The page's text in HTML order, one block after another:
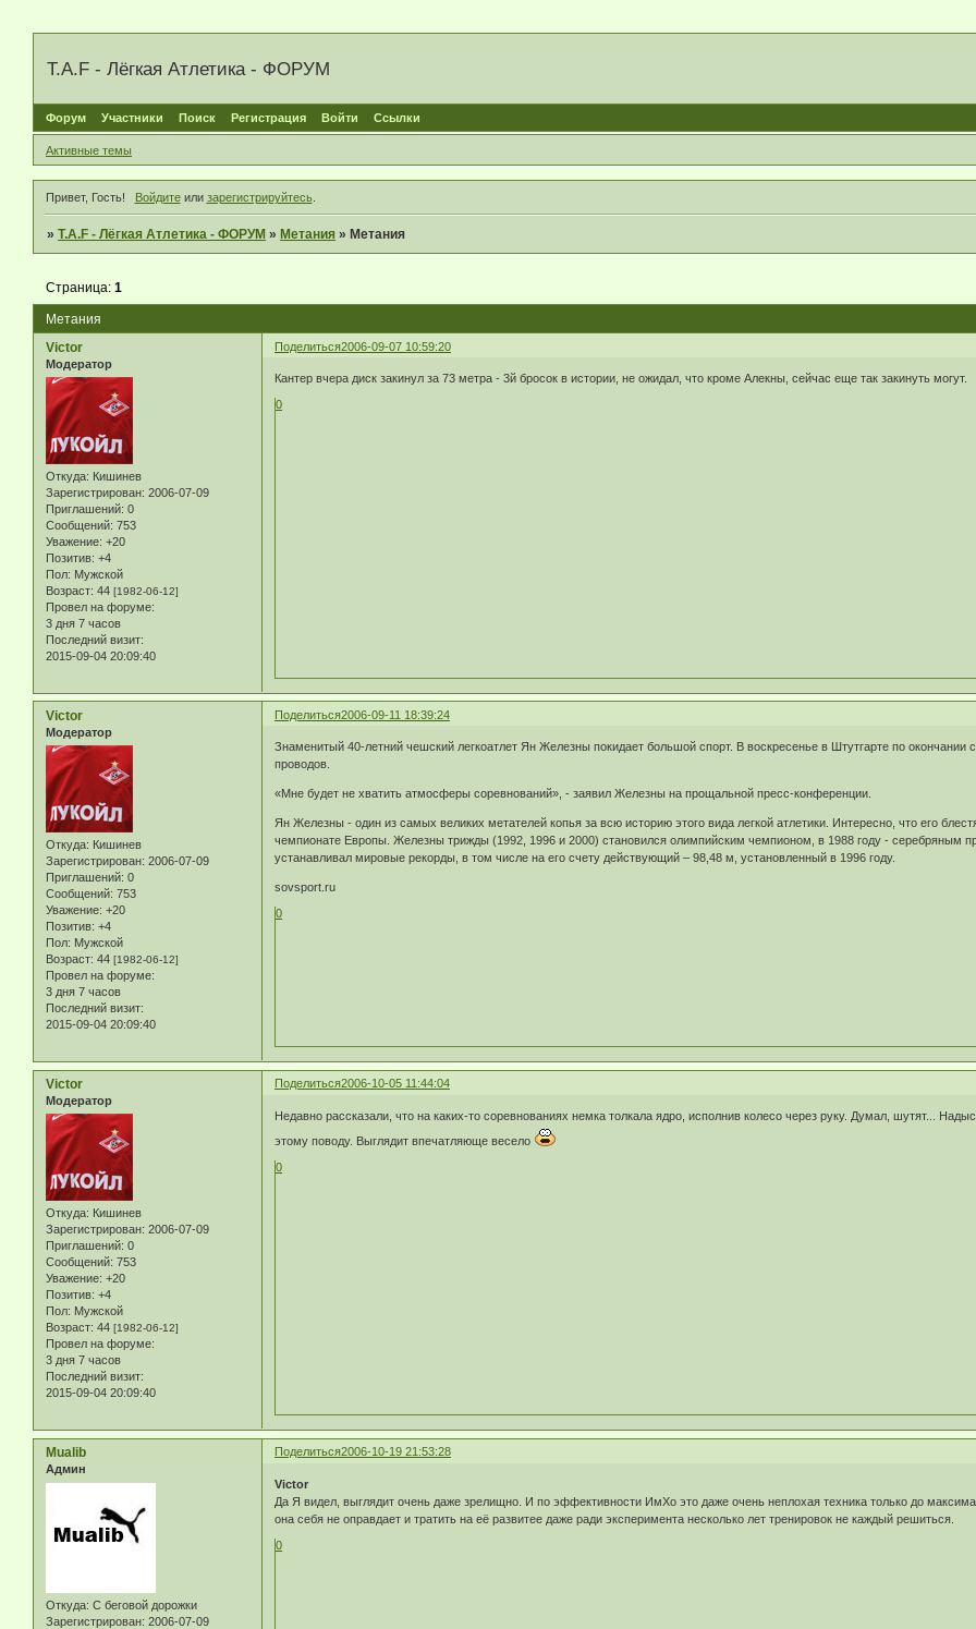
T.A.F - Лёгкая Атлетика - ФОРУМ
Форум Участники Поиск Регистрация Войти Ссылки
Активные темы
Привет, Гость! Войдитеили зарегистрируйтесь.
»T.A.F - Лёгкая Атлетика - ФОРУМ » Метания » Метания
Метания
Страница:1
Поделиться2006-09-07 10:59:20
Victor
Модератор
Откуда: Кишинев
Зарегистрирован: 2006-07-09
Приглашений: 0
Сообщений: 753
Уважение: +20
Позитив: +4
Пол: Мужской
Возраст: 44 [1982-06-12]
Провел на форуме:
3 дня 7 часов
Последний визит:
2015-09-04 20:09:40
Кантер вчера диск закинул за 73 метра - 3й бросок в истории, не ожидал, что кроме Алекны, сейчас еще так закинуть могут.
0
Поделиться2006-09-11 18:39:24
Victor
Модератор
Откуда: Кишинев
Зарегистрирован: 2006-07-09
Приглашений: 0
Сообщений: 753
Уважение: +20
Позитив: +4
Пол: Мужской
Возраст: 44 [1982-06-12]
Провел на форуме:
3 дня 7 часов
Последний визит:
2015-09-04 20:09:40
Знаменитый 40-летний чешский легкоатлет Ян Железны покидает большой спорт. В воскресенье в Штутгарте по окончании
проводов.
«Мне будет не хватить атмосферы соревнований», - заявил Железны на прощальной пресс-конференции.
Ян Железны - один из самых великих метателей копья за всю историю этого вида легкой атлетики. Интересно, что его
чемпионате Европы. Железны трижды (1992, 1996 и 2000) становился олимпийским чемпионом, в 1988 году -
устанавливал мировые рекорды, в том числе на его счету действующий – 98,48 м, установленный в 1996 году.
sovsport.ru
0
Поделиться2006-10-05 11:44:04
Victor
Модератор
Откуда: Кишинев
Зарегистрирован: 2006-07-09
Приглашений: 0
Сообщений: 753
Уважение: +20
Позитив: +4
Пол: Мужской
Возраст: 44 [1982-06-12]
Провел на форуме:
3 дня 7 часов
Последний визит:
2015-09-04 20:09:40
Недавно рассказали, что на каких-то соревнованиях немка толкала ядро, исполнив колесо через руку. Думал, шутят...
этому поводу. Выглядит впечатляюще весело
0
Поделиться2006-10-19 21:53:28
Mualib
Админ
Откуда: С беговой дорожки
Зарегистрирован: 2006-07-09
Victor
Да Я видел, выглядит очень даже зрелищно. И по эффективности ИмХо это даже очень неплохая техника только до
она себя не оправдает и тратить на её развитее даже ради эксперимента несколько лет тренировок не каждый решиться.
0